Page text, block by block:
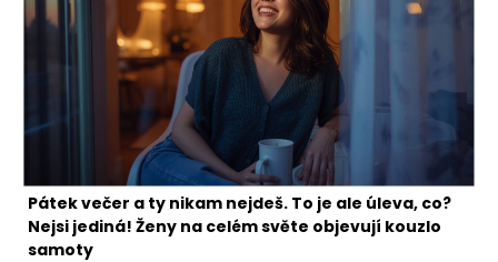
Pátek večer a ty nikam nejdeš. To je ale úleva, co?
Nejsi jediná! Ženy na celém světe objevují kouzlo
samoty